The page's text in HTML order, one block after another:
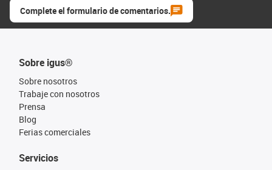
Complete el formulario de comentarios.
Sobre igus®
Sobre nosotros
Trabaje con nosotros
Prensa
Blog
Ferias comerciales
Servicios